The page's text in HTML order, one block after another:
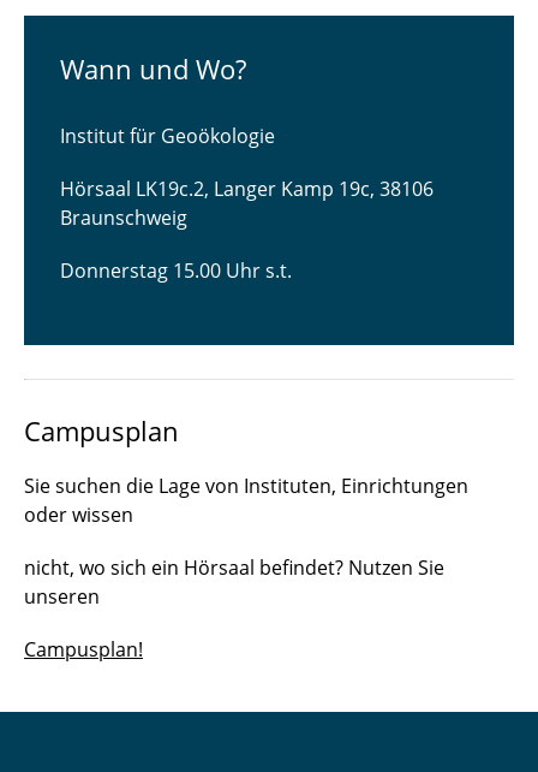
Wann und Wo?
Institut für Geoökologie
Hörsaal LK19c.2, Langer Kamp 19c, 38106
Braunschweig
Donnerstag 15.00 Uhr s.t.
Campusplan
Sie suchen die Lage von Instituten, Einrichtungen
oder wissen
nicht, wo sich ein Hörsaal befindet? Nutzen Sie
unseren
Campusplan!